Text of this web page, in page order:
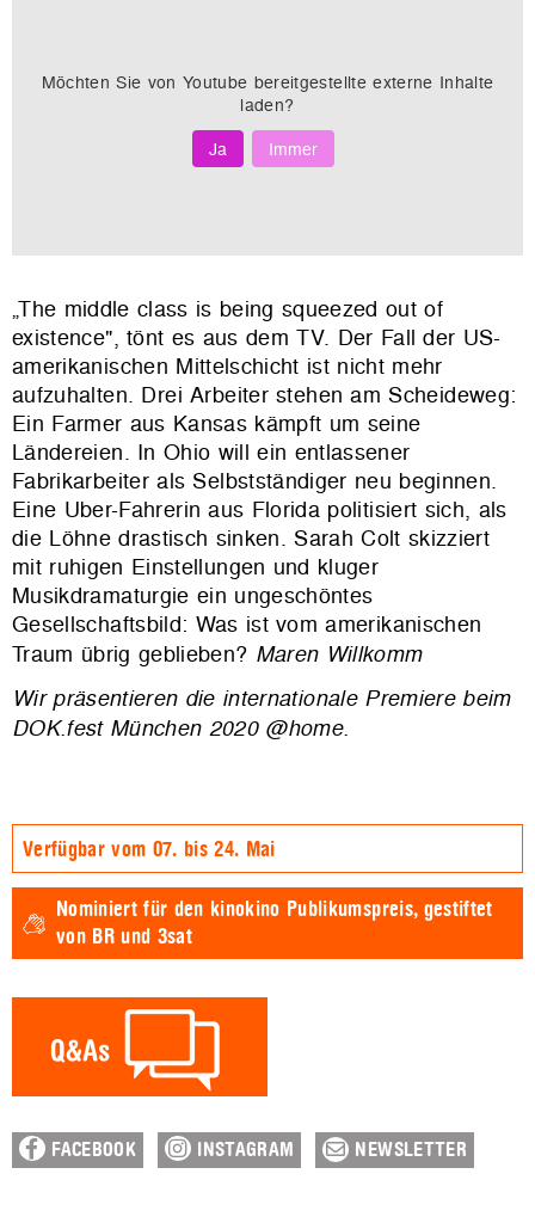
Möchten Sie von Youtube bereitgestellte externe Inhalte
laden?
Ja
Immer
„The middle class is being squeezed out of
existence", tönt es aus dem TV. Der Fall der US-
amerikanischen Mittelschicht ist nicht mehr
aufzuhalten. Drei Arbeiter stehen am Scheideweg:
Ein Farmer aus Kansas kämpft um seine
Ländereien. In Ohio will ein entlassener
Fabrikarbeiter als Selbstständiger neu beginnen.
Eine Uber-Fahrerin aus Florida politisiert sich, als
die Löhne drastisch sinken. Sarah Colt skizziert
mit ruhigen Einstellungen und kluger
Musikdramaturgie ein ungeschöntes
Gesellschaftsbild: Was ist vom amerikanischen
Traum übrig geblieben? Maren Willkomm
Wir präsentieren die internationale Premiere beim
DOK.fest München 2020 @home.
Verfügbar vom 07. bis 24. Mai
Nominiert für den kinokino Publikumspreis, gestiftet
von BR und 3sat
FACEBOOK INSTAGRAM NEWSLETTER